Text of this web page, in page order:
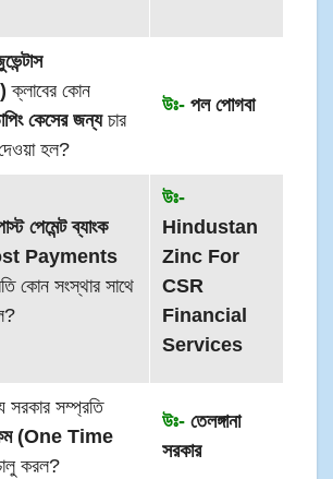
ক্লাবের কোন
কেসের জন্যচার
দেওয়া হল?
উঃ- পল পোগবা
পেমেন্ট ব্যাংক
Payments
কোন সংস্থার সাথে
উঃ-
Hindustan
Zinc For
CSR
Financial
Services
সরকার সম্প্রতি
(One Time
করল?
উঃ- তেলঙ্গানা
সরকার